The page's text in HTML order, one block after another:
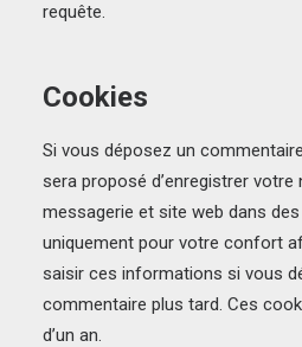
requête.
Cookies
Si vous déposez un
sera proposé d’enregistrer votre
messagerie et site web dans des
uniquement pour votre confort
saisir ces informations si vous
commentaire plus tard. Ces
d’un an.